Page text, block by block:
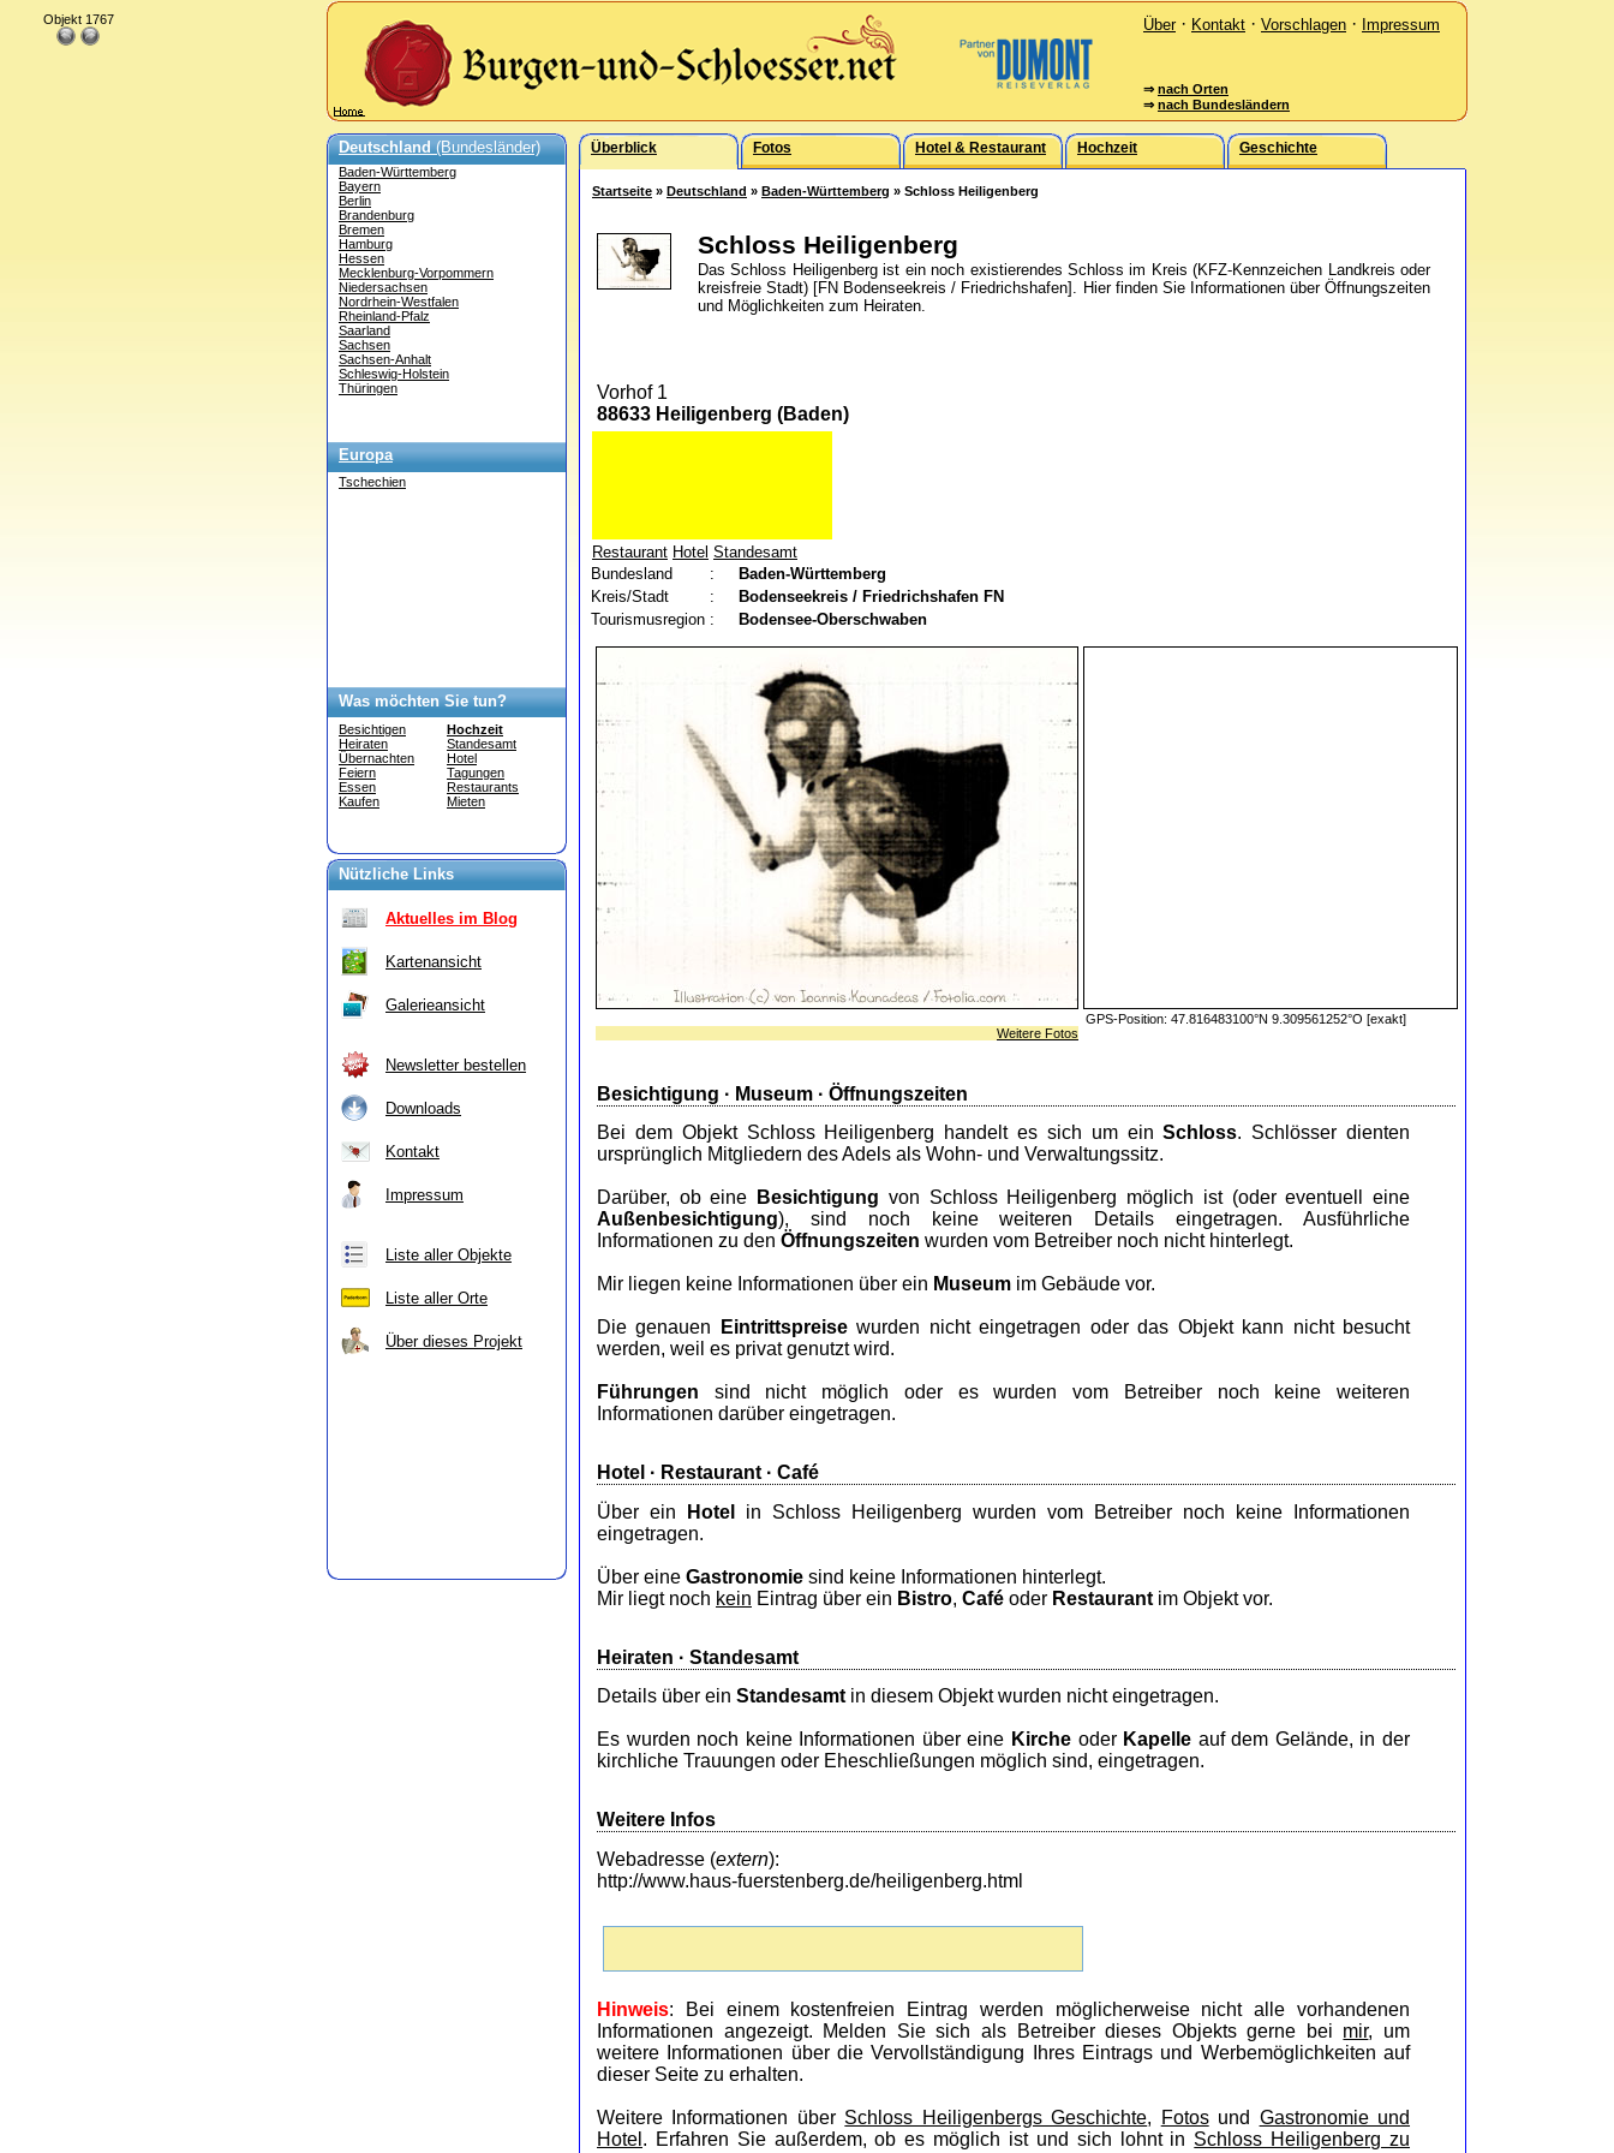
Über· Kontakt · Vorschlagen · Impressum
⇒ nach Orten
⇒ nach Bundesländern
Deutschland(Bundesländer)
Baden-Württemberg
Bayern
Berlin
Brandenburg
Bremen
Hamburg
Hessen
Mecklenburg-Vorpommern
Niedersachsen
Nordrhein-Westfalen
Rheinland-Pfalz
Saarland
Sachsen
Sachsen-Anhalt
Schleswig-Holstein
Thüringen
Europa
Tschechien
Was möchten Sie tun?
Besichtigen
Heiraten
Übernachten
Feiern
Essen
Kaufen
Hochzeit
Standesamt
Hotel
Tagungen
Restaurants
Mieten
Nützliche Links
Aktuelles im Blog
Kartenansicht
Galerieansicht
Newsletter bestellen
Downloads
Kontakt
Impressum
Liste aller Objekte
Liste aller Orte
Über dieses Projekt
Überblick Fotos Hotel & Restaurant Hochzeit Geschichte
Startseite » Deutschland » Baden-Württemberg » Schloss Heiligenberg
Schloss Heiligenberg
Das Schloss Heiligenberg ist ein noch existierendes Schloss im Kreis (KFZ-Kennzeichen Landkreis oder
kreisfreie Stadt) [FN Bodenseekreis / Friedrichshafen]. Hier finden Sie Informationen über Öffnungszeiten
und Möglichkeiten zum Heiraten.
Vorhof 1
88633 Heiligenberg (Baden)
Restaurant Hotel Standesamt
Bundesland
:
Baden-Württemberg
Kreis/Stadt
: Bodenseekreis / Friedrichshafen FN
Tourismusregion : Bodensee-Oberschwaben
GPS-Position: 47.816483100°N 9.309561252°O [exakt]
Weitere Fotos
Besichtigung · Museum · Öffnungszeiten
Bei dem Objekt Schloss Heiligenberg handelt es sich um einSchloss. Schlösser dienten
ursprünglich Mitgliedern des Adels als Wohn- und Verwaltungssitz.
Darüber, ob eine Besichtigung von Schloss Heiligenberg möglich ist (oder eventuell eine
Außenbesichtigung), sind noch keine weiteren Details eingetragen. Ausführliche
Informationen zu den Öffnungszeiten wurden vom Betreiber noch nicht hinterlegt.
Mir liegen keine Informationen über ein Museum im Gebäude vor.
Die genauen Eintrittspreisewurden nicht eingetragen oder das Objekt kann nicht besucht
werden, weil es privat genutzt wird.
Führungen sind nicht möglich oder es wurden vom Betreiber noch keine weiteren
Informationen darüber eingetragen.
Hotel · Restaurant · Café
Über ein
Hotel
in Schloss Heiligenberg wurden vom Betreiber noch keine Informationen
eingetragen.
Über eine Gastronomie sind keine Informationen hinterlegt.
Mir liegt noch kein Eintrag über ein Bistro, Café oder Restaurant im Objekt vor.
Heiraten · Standesamt
Details über ein Standesamt in diesem Objekt wurden nicht eingetragen.
Es wurden noch keine Informationen über eine Kirche oder Kapelle auf dem Gelände, in der
kirchliche Trauungen oder Eheschließungen möglich sind, eingetragen.
Weitere Infos
Webadresse (extern):
http://www.haus-fuerstenberg.de/heiligenberg.html
Hinweis: Bei einem kostenfreien Eintrag werden möglicherweise nicht alle vorhandenen
Informationen angezeigt. Melden Sie sich als Betreiber dieses Objekts gerne bei mir, um
weitere Informationen über die Vervollständigung Ihres Eintrags und Werbemöglichkeiten auf
dieser Seite zu erhalten.
Weitere Informationen über Schloss Heiligenbergs Geschichte, Fotosund Gastronomie und
Hotel . Erfahren Sie außerdem, ob es möglich ist und sich lohnt in Schloss Heiligenberg zu
Objekt 1767